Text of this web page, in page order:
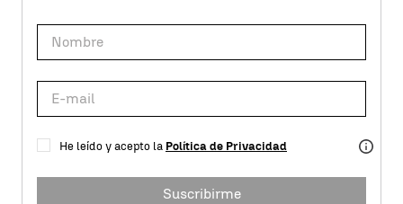
He leído y acepto la Política de Privacidad
Suscribirme